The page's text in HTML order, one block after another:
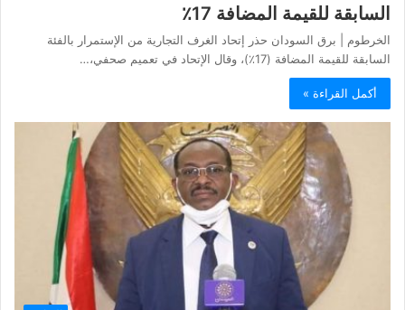
السابقة للقيمة المضافة 17٪؜
الخرطوم | برق السودان حذر إتحاد الغرف التجارية من الإستمرار بالفئة
السابقة للقيمة المضافة (17٪؜)، وقال الإتحاد في تعميم صحفي،…
أكمل القراءة »